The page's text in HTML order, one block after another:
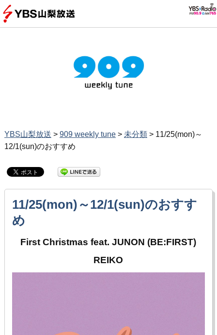
YBS山梨放送 > 909 weekly tune> 未分類> 11/25(mon)～
12/1(sun)のおすすめ
11/25(mon)～12/1(sun)のおすす
め
First Christmas feat. JUNON (BE:FIRST)
REIKO